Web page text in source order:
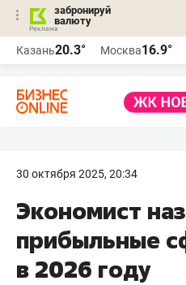
забронируй
валюту
Казань20.3° Москва16.9°
30 октября 2025, 20:34
Экономист
прибыльные
в 2026 году